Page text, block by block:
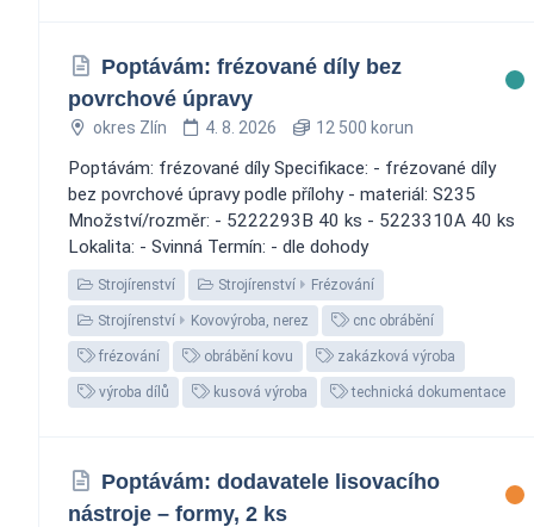
Poptávám: frézované díly bez
povrchové úpravy
okres Zlín 4. 8. 2026 12 500 korun
Poptávám: frézované díly Specifikace: - frézované díly
bez povrchové úpravy podle přílohy - materiál: S235
Množství/rozměr: - 5222293B 40 ks - 5223310A 40 ks
Lokalita: - Svinná Termín: - dle dohody
Strojírenství Strojírenství Frézování
Strojírenství Kovovýroba, nerez cnc obrábění
frézování obrábění kovu zakázková výroba
výroba dílů kusová výroba technická dokumentace
Poptávám: dodavatele lisovacího
nástroje – formy, 2 ks